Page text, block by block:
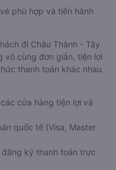
phù hợp và tiến hành
đi Châu Thành - Tây
vô cùng đơn giản, tiện lợi
thanh toán khác nhau
cửa hàng tiện lợi và
quốc tế (Visa, Master
ký thanh toán trực